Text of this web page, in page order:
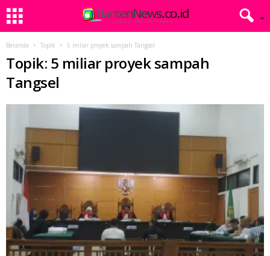
Beranda Topik 5 miliar proyek sampah Tangsel
Topik: 5 miliar proyek sampah
Tangsel